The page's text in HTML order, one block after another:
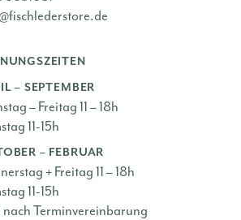
– SEPTEMBER
– Freitag 11 – 18h
11-15h
– FEBRUAR
+ Freitag 11 – 18h
11-15h
nach Terminvereinbarung